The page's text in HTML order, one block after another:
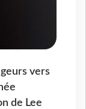
vers
de Lee